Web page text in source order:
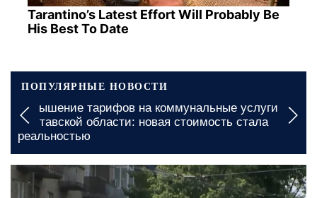
Tarantino’s Latest Effort Will Probably Be
His Best To Date
ПОПУЛЯРНЫЕ НОВОСТИ
Денежная помощь в Одесской области: какие
документы необходимы для быстрого получения
вчера, 23:00